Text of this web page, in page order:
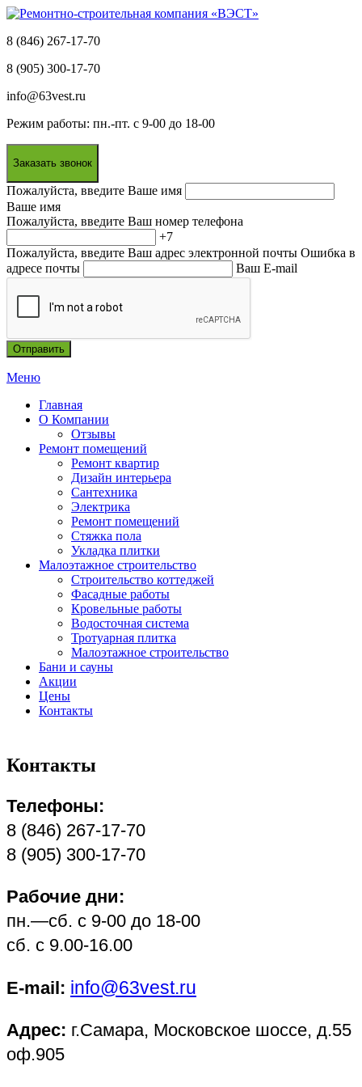
8 (846) 267-17-70
8 (905) 300-17-70
info@63vest.ru
Режим работы: пн.-пт. с 9-00 до 18-00
Заказать звонок
Пожалуйста, введите Ваше имя
Ваше имя
Пожалуйста, введите Ваш номер телефона
+7
Пожалуйста, введите Ваш адрес электронной почты Ошибка в
адресе почты
Ваш E-mail
Меню
Главная
О Компании
Отзывы
Ремонт помещений
Ремонт квартир
Дизайн интерьера
Сантехника
Электрика
Ремонт помещений
Стяжка пола
Укладка плитки
Малоэтажное строительство
Строительство коттеджей
Фасадные работы
Кровельные работы
Водосточная система
Тротуарная плитка
Малоэтажное строительство
Бани и сауны
Акции
Цены
Контакты
Контакты
Телефоны:
8 (846) 267-17-70
8 (905) 300-17-70
Рабочие дни:
пн.—сб. с 9-00 до 18-00
сб. с 9.00-16.00
E-mail: info@63vest.ru
Адрес: г.Самара, Московское шоссе, д.55
оф.905